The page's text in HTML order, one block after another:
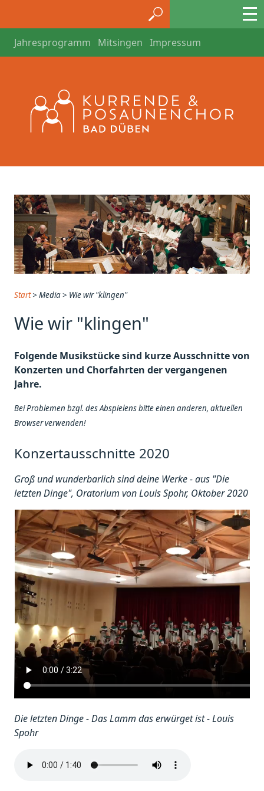
Jahresprogramm Mitsingen Impressum
Start>Media> Wie wir "klingen"
Wie wir "klingen"
Folgende Musikstücke sind kurze Ausschnitte von
Konzerten und Chorfahrten der vergangenen
Jahre.
Bei Problemen bzgl. des Abspielens bitte einen anderen, aktuellen
Browser verwenden!
Konzertausschnitte 2020
Groß und wunderbarlich sind deine Werke - aus "Die
letzten Dinge", Oratorium von Louis Spohr, Oktober 2020
Die letzten Dinge - Das Lamm das erwürget ist - Louis
Spohr